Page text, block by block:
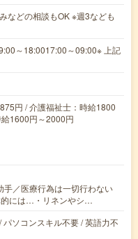
などの相談もOK ※週3なども
～18:0017:00～09:00※ 上記
円 / 介護福祉士：時給1800
1600円～2000円
手／医療行為は一切行わない
には…・リネンやシ…
ソコンスキル不要 / 英語力不